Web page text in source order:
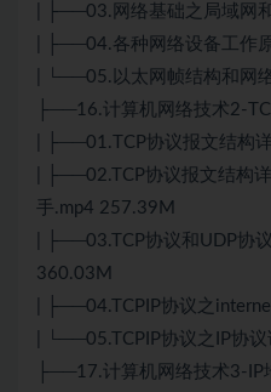
| ├──03.网络基础之局域网
| ├──04.各种网络设备工作
| └──05.以太网帧结构和网
├──16.计算机网络技术2-
| ├──01.TCP 协议报文结构
| ├──02.TCP协议报文结构
手.mp4 257.39M
| ├──03.TCP协议和UDP协
360.03M
| ├──04.TCPIP协议之
| └──05.TCPIP协议之IP协
├──17.计算机网络技术3-IP